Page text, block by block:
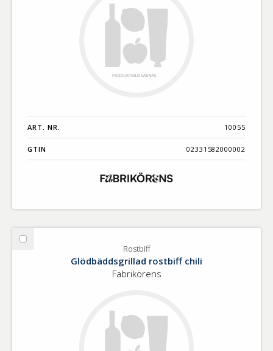
ART. NR. 10055
GTIN 02331582000002
Välj
Rostbiff
Glödbäddsgrillad rostbiff chili
Fabrikörens